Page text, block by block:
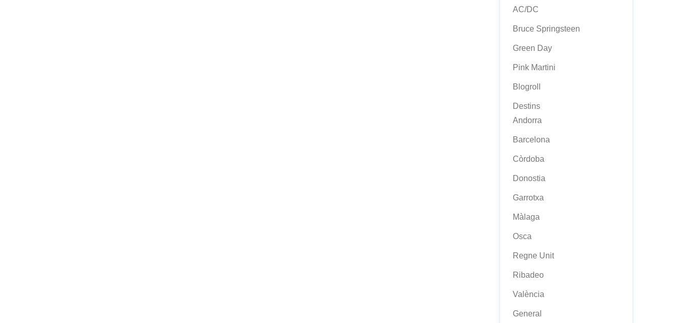
AC/DC
Bruce Springsteen
Green Day
Pink Martini
Blogroll
Destins
Andorra
Barcelona
Còrdoba
Donostia
Garrotxa
Màlaga
Osca
Regne Unit
Ribadeo
València
General